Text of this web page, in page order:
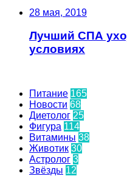
28 мая, 2019
Лучший СПА
условиях
Питание 165
Новости 68
Диетолог 25
Фигура 114
Витамины 38
Животик 30
Астролог 3
Звёзды 12